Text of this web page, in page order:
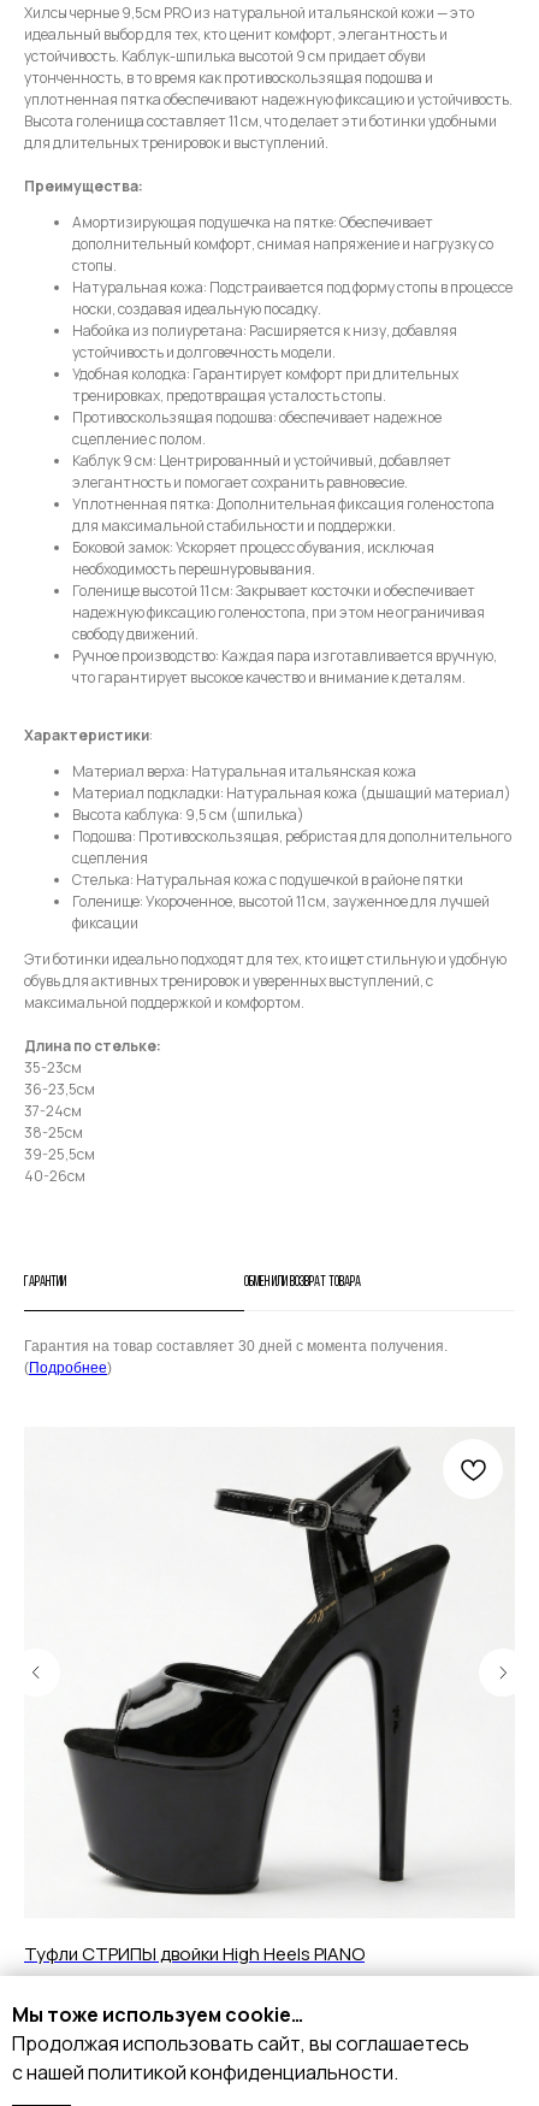
...и узнавай об акциях первой!
Email
Телефон
Отправить
Нажимая на кнопку, вы даете согласие на обработку своих
персональных данных согласно 152-ФЗ.Подробнее
Мы тоже используем cookie…
Продолжая использовать сайт, вы соглашаетесь
с нашей политикой конфиденциальности.
Хилсы черные 9,5см PRO из натуральной итальянской кожи — это
идеальный выбор для тех, кто ценит комфорт, элегантность и
устойчивость. Каблук-шпилька высотой 9 см придает обуви
утонченность, в то время как противоскользящая подошва и
уплотненная пятка обеспечивают надежную фиксацию и устойчивость.
Высота голенища составляет 11 см, что делает эти ботинки удобными
для длительных тренировок и выступлений.
Преимущества:
Амортизирующая подушечка на пятке: Обеспечивает
дополнительный комфорт, снимая напряжение и нагрузку со
стопы.
Натуральная кожа: Подстраивается под форму стопы в процессе
носки, создавая идеальную посадку.
Набойка из полиуретана: Расширяется к низу, добавляя
устойчивость и долговечность модели.
Удобная колодка: Гарантирует комфорт при длительных
тренировках, предотвращая усталость стопы.
Противоскользящая подошва: обеспечивает надежное
сцепление с полом.
Каблук 9 см: Центрированный и устойчивый, добавляет
элегантность и помогает сохранить равновесие.
Уплотненная пятка: Дополнительная фиксация голеностопа
для максимальной стабильности и поддержки.
Боковой замок: Ускоряет процесс обувания, исключая
необходимость перешнуровывания.
Голенище высотой 11 см: Закрывает косточки и обеспечивает
надежную фиксацию голеностопа, при этом не ограничивая
свободу движений.
Ручное производство: Каждая пара изготавливается вручную,
что гарантирует высокое качество и внимание к деталям.
Характеристики:
Материал верха: Натуральная итальянская кожа
Материал подкладки: Натуральная кожа (дышащий материал)
Высота каблука: 9,5 см (шпилька)
Подошва: Противоскользящая, ребристая для дополнительного
сцепления
Стелька: Натуральная кожа с подушечкой в районе пятки
Голенище: Укороченное, высотой 11 см, зауженное для лучшей
фиксации
Эти ботинки идеально подходят для тех, кто ищет стильную и удобную
обувь для активных тренировок и уверенных выступлений, с
максимальной поддержкой и комфортом.
Длина по стельке:
35-23см
36-23,5см
37-24см
38-25см
39-25,5см
40-26см
Гарантии Обмен или возврат товара
Гарантия на товар составляет 30 дней с момента получения.
(Подробнее)
Туфли СТРИПЫ двойки High Heels PIANO
6 490
Подробнее